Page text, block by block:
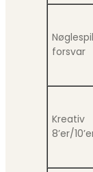
forsvar
Kreativ
8’er/